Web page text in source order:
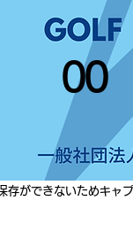
00
ができないためキャ